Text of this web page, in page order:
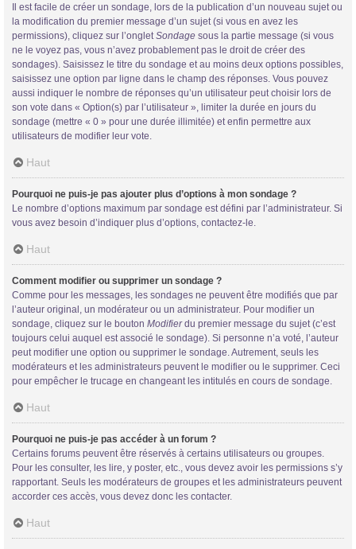
Il est facile de créer un sondage, lors de la publication d’un nouveau sujet ou
la modification du premier message d’un sujet (si vous en avez les
permissions), cliquez sur l’ongletSondage sous la partie message (si vous
ne le voyez pas, vous n’avez probablement pas le droit de créer des
sondages). Saisissez le titre du sondage et au moins deux options possibles,
saisissez une option par ligne dans le champ des réponses. Vous pouvez
aussi indiquer le nombre de réponses qu’un utilisateur peut choisir lors de
son vote dans « Option(s) par l’utilisateur », limiter la durée en jours du
sondage (mettre « 0 » pour une durée illimitée) et enfin permettre aux
utilisateurs de modifier leur vote.
Haut
Pourquoi ne puis-je pas ajouter plus d’options à mon sondage ?
Le nombre d’options maximum par sondage est défini par l’administrateur. Si
vous avez besoin d’indiquer plus d’options, contactez-le.
Haut
Comment modifier ou supprimer un sondage ?
Comme pour les messages, les sondages ne peuvent être modifiés que par
l’auteur original, un modérateur ou un administrateur. Pour modifier un
sondage, cliquez sur le bouton Modifierdu premier message du sujet (c’est
toujours celui auquel est associé le sondage). Si personne n’a voté, l’auteur
peut modifier une option ou supprimer le sondage. Autrement, seuls les
modérateurs et les administrateurs peuvent le modifier ou le supprimer. Ceci
pour empêcher le trucage en changeant les intitulés en cours de sondage.
Haut
Pourquoi ne puis-je pas accéder à un forum ?
Certains forums peuvent être réservés à certains utilisateurs ou groupes.
Pour les consulter, les lire, y poster, etc., vous devez avoir les permissions s’y
rapportant. Seuls les modérateurs de groupes et les administrateurs peuvent
accorder ces accès, vous devez donc les contacter.
Haut